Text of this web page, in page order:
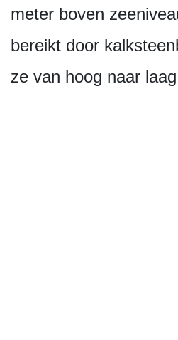
meter boven
bereikt door
ze van hoog naar